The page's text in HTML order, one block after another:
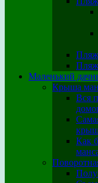
Маленький
Крыша
Вся
Как